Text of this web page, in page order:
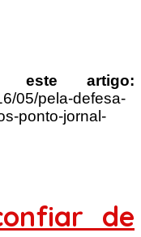
este artigo:
05/pela-defesa-
ponto-jornal-
de